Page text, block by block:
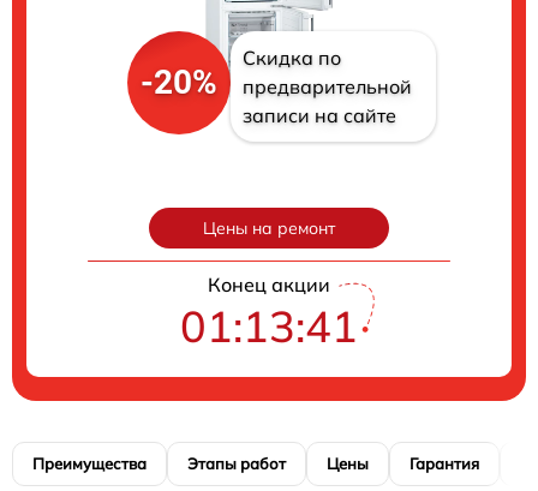
-20%
Скидка по
предварительной
записи на сайте
Цены на ремонт
Конец акции
01:13:41
Преимущества Этапы работ Цены Гарантия